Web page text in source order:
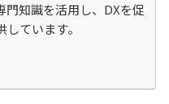
門知識を活用し、DXを促
ています。